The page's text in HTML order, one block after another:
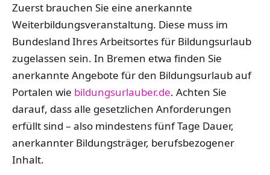
Zuerst brauchen Sie eine anerkannte
Weiterbildungsveranstaltung. Diese muss im
Bundesland Ihres Arbeitsortes für Bildungsurlaub
zugelassen sein. In Bremen etwa finden Sie
anerkannte Angebote für den Bildungsurlaub auf
Portalen wie bildungsurlauber.de. Achten Sie
darauf, dass alle gesetzlichen Anforderungen
erfüllt sind – also mindestens fünf Tage Dauer,
anerkannter Bildungsträger, berufsbezogener
Inhalt.